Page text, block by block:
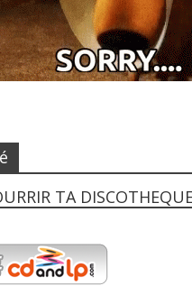
TA